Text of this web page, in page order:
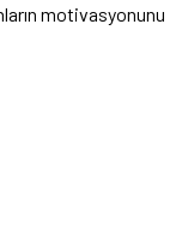
motivasyonunu